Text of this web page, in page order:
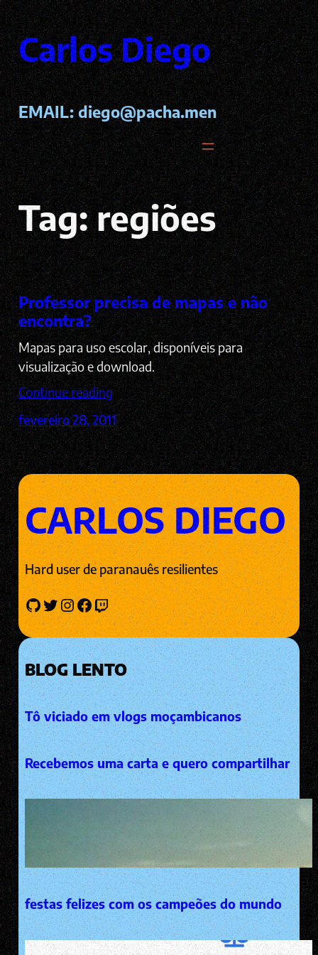
Pular
para
o
conteúdo
Carlos Diego
EMAIL:diego@pacha.men
Tag:regiões
Professor precisa de mapas e não
encontra?
Mapas para uso escolar, disponíveis para
visualização e download.
Continue reading
fevereiro 28, 2011
CARLOS DIEGO
Hard user de paranauês resilientes
GitHub Twitter InstagramFacebook Twitch
BLOG LENTO
Tô viciado em vlogs moçambicanos
Recebemos uma carta e quero compartilhar
festas felizes com os campeões do mundo